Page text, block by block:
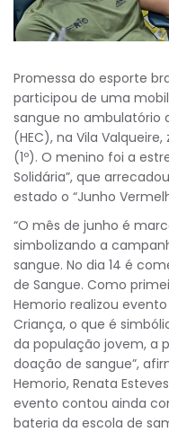
Promessa do esporte
participou de uma
sangue no ambulatório
(HEC), na Vila
(1º). O menino foi a
Solidária”, que
estado o “Junho
“O mês de junho é
simbolizando a
sangue. No dia 14 é
de Sangue. Como
Hemorio realizou
Criança, o que é
da população jovem, a
doação de sangue”,
Hemorio, Renata
evento contou ainda
bateria da escola de